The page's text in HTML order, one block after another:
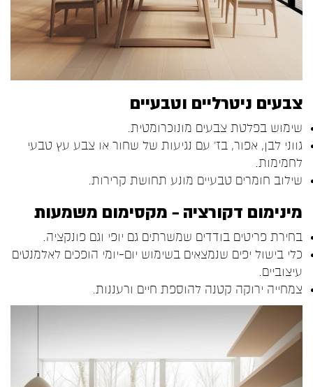
צבעים ניטרליים וטבעיים
שימוש בפלטת צבעים מונוכרומטית.
גווני לבן, אפור, בז' עם נגיעות של שחור או צבע עץ טבעי
לחמימות.
שילוב חומרים טבעיים מונע תחושת קרירות.
מינימום דקורציה – מקסימום משמעות
בחירת פריטים בודדים שמשרתים גם יופי וגם פונקציה.
כלי בישול יפים שנמצאים בשימוש יום-יומי הופכים לאלמנטים
עיצוביים.
צמחייה ירוקה קטנה להוספת חיים ורעננות.